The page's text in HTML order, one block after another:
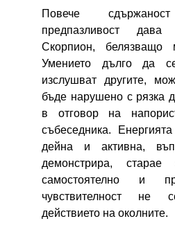
Повече
предпазливост
Скорпион, белязващо
Умението дълго да
изслушват другите,
бъде нарушено с рязка
в отговор на
събеседника.
дейна и активна,
демонстрира,
самостоятелно и
чувствителност
действието на околните.